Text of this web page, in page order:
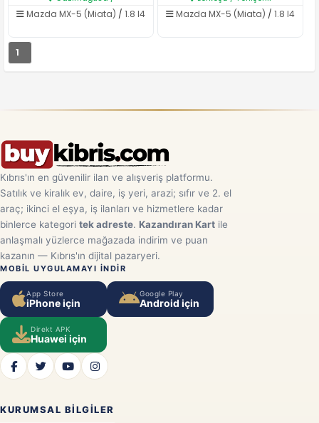
Mazda MX-5 (Miata) / 1.8 I4 Mazda MX-5 (Miata) /1.8 I4
1
Kıbrıs'ın en güvenilir ilan ve alışveriş platformu.
Satılık ve kiralık ev, daire, iş yeri, arazi; sıfır ve 2. el
araç; ikinci el eşya, iş ilanları ve hizmetlere kadar
binlerce kategori tek adreste. Kazandıran Kart ile
anlaşmalı yüzlerce mağazada indirim ve puan
kazanın — Kıbrıs'ın dijital pazaryeri.
MOBIL UYGULAMAYI INDIR
App Store
iPhone için
Google Play
Android için
Direkt APK
Huawei için
KURUMSAL BILGILER